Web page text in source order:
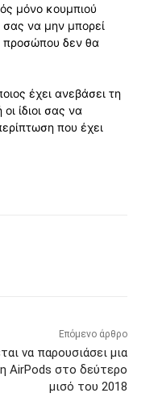
μόνο κουμπιού
σας να μην μπορεί
προσώπου δεν θα
έχει ανεβάσει τη
ίδιοι σας να
που έχει
Επόμενο άρθρο
να παρουσιάσει μια
AirPods στο δεύτερο
μισό του 2018